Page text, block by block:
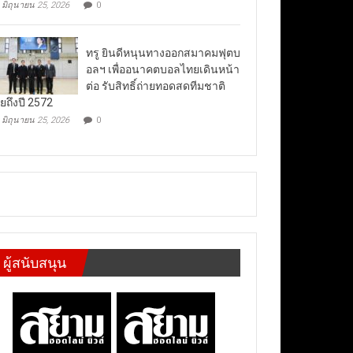
มิถุนายน 25, 2026 0
ทรู ยินดีหนุนทางออกสมาคมฟุตบ
อลฯ เพื่ออนาคตบอลไทยเดินหน้า
ต่อ รับสิทธิ์ถ่ายทอดสดทีมชาติ
ถึงปี 2572
มิถุนายน 25, 2026 0
ผู้สนับสนุน